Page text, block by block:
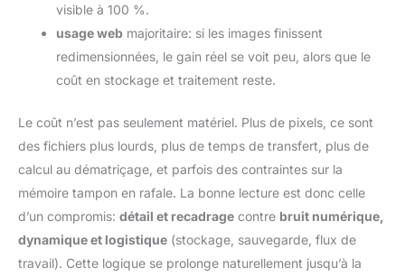
visible à 100 %.
usage web majoritaire: si les images finissent
redimensionnées, le gain réel se voit peu, alors que le
coût en stockage et traitement reste.
Le coût n’est pas seulement matériel. Plus de pixels, ce sont
des fichiers plus lourds, plus de temps de transfert, plus de
calcul au dématriçage, et parfois des contraintes sur la
mémoire tampon en rafale. La bonne lecture est donc celle
d’un compromis: détail et recadrage contre bruit numérique,
dynamique et logistique (stockage, sauvegarde, flux de
travail). Cette logique se prolonge naturellement jusqu’à la